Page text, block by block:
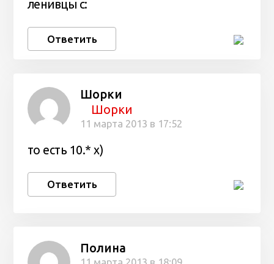
ленивцы с:
Ответить
Шорки
Шорки
11 марта 2013 в 17:52
то есть 10.* х)
Ответить
Полина
11 марта 2013 в 18:09